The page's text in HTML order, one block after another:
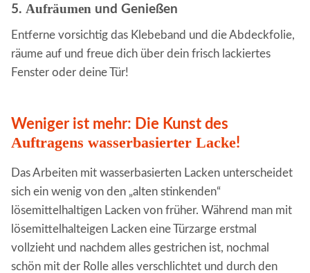
5. Aufräumen und Genießen
Entferne vorsichtig das Klebeband und die Abdeckfolie,
räume auf und freue dich über dein frisch lackiertes
Fenster oder deine Tür!
Weniger ist mehr: Die Kunst des
Auftragens wasserbasierter Lacke!
Das Arbeiten mit wasserbasierten Lacken unterscheidet
sich ein wenig von den „alten stinkenden“
lösemittelhaltigen Lacken von früher. Während man mit
lösemittelhalteigen Lacken eine Türzarge erstmal
vollzieht und nachdem alles gestrichen ist, nochmal
schön mit der Rolle alles verschlichtet und durch den